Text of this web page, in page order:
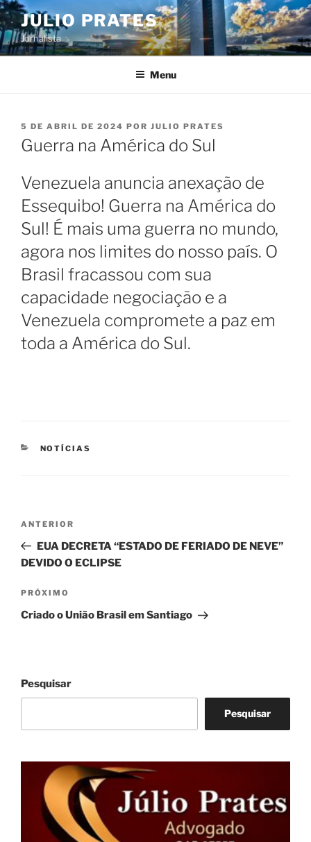
Pular
para
o
conteúdo
JULIO PRATES
Jornalista
Menu
PUBLICADO
EM
5 DE ABRIL DE 2024 POR JULIO PRATES
Guerra na América do Sul
Venezuela anuncia anexação de
Essequibo! Guerra na América do
Sul! É mais uma guerra no mundo,
agora nos limites do nosso país. O
Brasil fracassou com sua
capacidade negociação e a
Venezuela compromete a paz em
toda a América do Sul.
CATEGORIAS
NOTÍCIAS
Post
Post
anterior
ANTERIOR
EUA DECRETA “ESTADO DE FERIADO DE NEVE”
DEVIDO O ECLIPSE
Próximo
post
PRÓXIMO
Criado o União Brasil em Santiago
Pesquisar
Pesquisar